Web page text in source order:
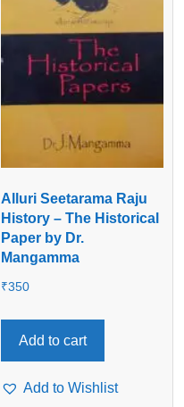
Alluri Seetarama Raju
History – The Historical
Paper by Dr.
Mangamma
₹350
Add to cart
Add to Wishlist